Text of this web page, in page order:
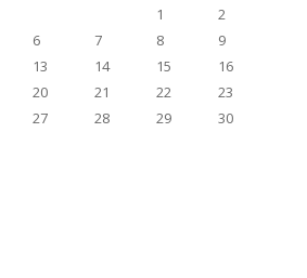
1
2
6 7 8
9
13 14 15
16
20 21 22
23
27 28 29
30